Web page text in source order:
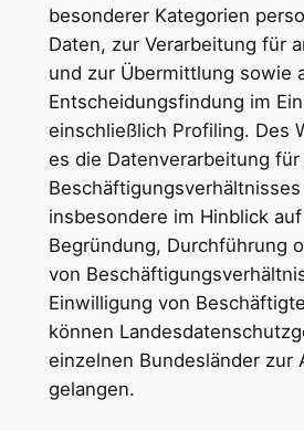
besonderer Kategorien
Daten, zur Verarbeitung für
und zur Übermittlung sowie
Entscheidungsfindung im
einschließlich Profiling. Des
es die Datenverarbeitung
Beschäftigungsverhältnisses
insbesondere im Hinblick
Begründung, Durchführung
von
Einwilligung von
können
einzelnen Bundesländer zur
gelangen.